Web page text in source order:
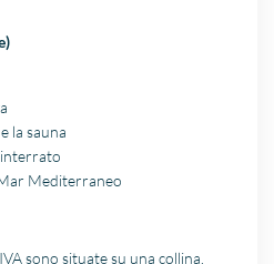
la sauna
Mediterraneo
sono situate su una collina,